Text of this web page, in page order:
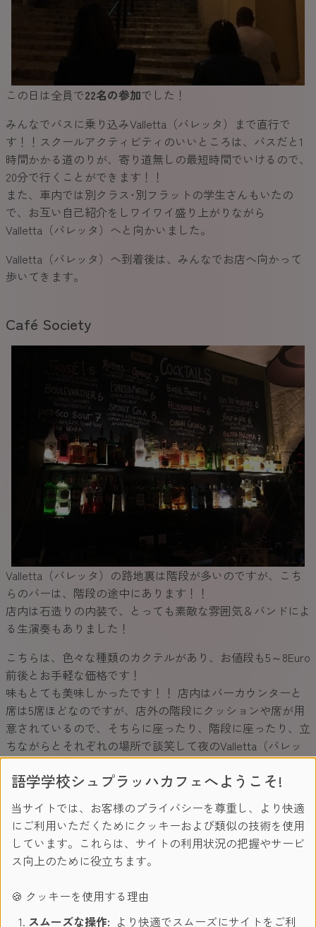
この日は全員で22名の参加でした！
みんなでバスに乗り込みValletta（バレッタ）まで直行で
す！！スクールアクティビティのいいところは、バスだと1
時間かかる道のりが、寄り道無しの最短時間でいけるので、
20分で行くことができます！！
また、車内では別クラス･別フラットの学生さんもいたの
で、お互い自己紹介をしワイワイ盛り上がりながら
Valletta（バレッタ）へと向かいました。
Valletta（バレッタ）へ到着後は、みんなでお店へ向かって
歩いてきます。
Café Society
Valletta（バレッタ）の路地裏は階段が多いのですが、こち
らのバーは、階段の途中にあります！！
店内は石造りの内装で、とっても素敵な雰囲気＆バンドによ
る生演奏もありました！
こちらは、色々な種類のカクテルがあり、お値段も5～8Euro
前後とお手軽な価格です！
味もとても美味しかったです！！ 店内はバーカウンターと
席は5席ほどなのですが、店外の階段にクッションや席が用
意されているので、そちらに座ったり、階段に座ったり、立
ちながらとそれぞれの場所で談笑して夜のValletta（バレッ
タ）を楽しみました！
Yard32
語学学校シュプラッハカフェへようこそ!
当サイトでは、お客様のプライバシーを尊重し、より快適
にご利用いただくためにクッキーおよび類似の技術を使用
しています。これらは、サイトの利用状況の把握やサービ
ス向上のために役立ちます。
🍪 クッキーを使用する理由
スムーズな操作: より快適でスムーズにサイトをご利